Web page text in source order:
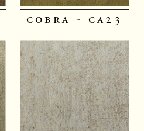
cobra - ca23